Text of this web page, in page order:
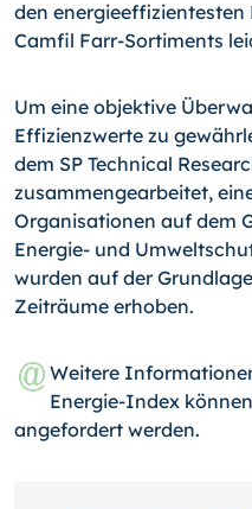
den
Camfil Farr-Sortiments
Um eine objektive
Effizienzwerte zu
dem SP Technical
zusammengearbeitet,
Organisationen auf dem
Energie- und
wurden auf der
Zeiträume erhoben.
Weitere
Energie-Index
angefordert werden.